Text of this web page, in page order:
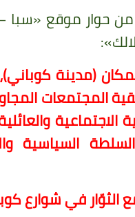
من حوار موقع «سبا
(مدينة
ببقية المجتمعات
الاجتماعية
السياسية
في شوارع